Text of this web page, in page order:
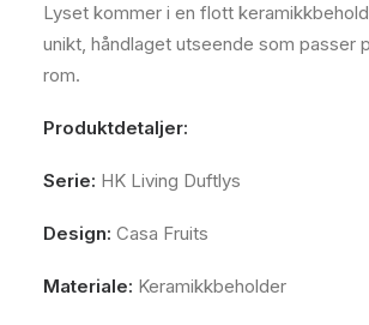
Lyset kommer i en flott
unikt, håndlaget utseende som passer
rom.
Produktdetaljer:
Serie: HK Living Duftlys
Design: Casa Fruits
Materiale: Keramikkbeholder